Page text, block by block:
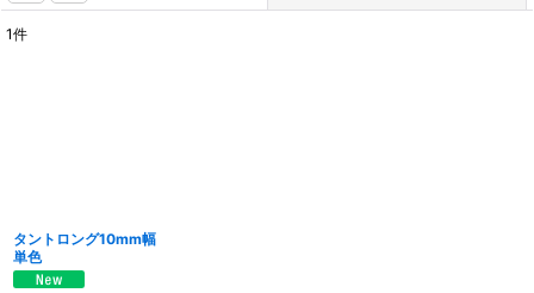
1件
タントロング10mm幅
単色